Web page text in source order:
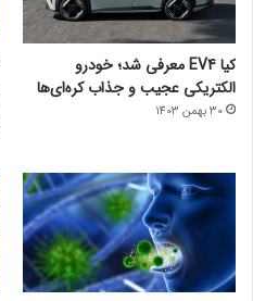
کیا EV4 معرفی شد؛ خودرو
الکتریکی عجیب و جذاب کره‌ای‌ها
30 بهمن 1403